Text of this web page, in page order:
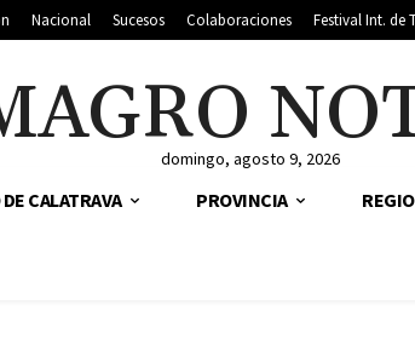
Nacional Sucesos Colaboraciones Festival Int. de
domingo, agosto 9, 2026
CALATRAVA PROVINCIA